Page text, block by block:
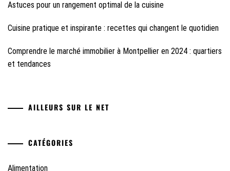
Astuces pour un rangement optimal de la cuisine
Cuisine pratique et inspirante : recettes qui changent le quotidien
Comprendre le marché immobilier à Montpellier en 2024 : quartiers
et tendances
AILLEURS SUR LE NET
CATÉGORIES
Alimentation